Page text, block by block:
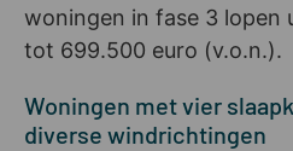
woningen in fase 3 lopen
tot 699.500 euro (v.o.n.).
Woningen met vier
diverse windrichtingen